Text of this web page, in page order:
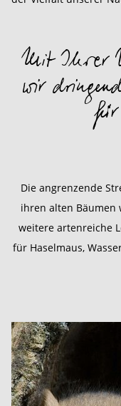
Mit Ihrer
wir dringend
für
Die angrenzende
ihren alten Bäumen
weitere artenreiche
für Haselmaus,